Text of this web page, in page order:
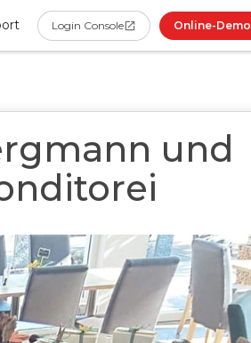
Login Console Online-Demo
und